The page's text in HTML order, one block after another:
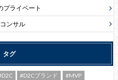
プライベート
ンサル
タグ
#D2Cブランド #MVP